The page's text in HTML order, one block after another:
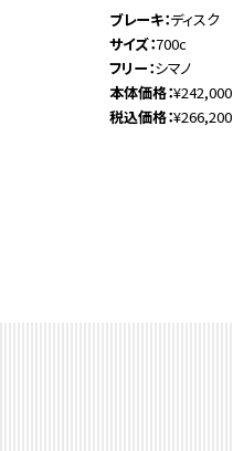
ブレーキ ディスク
サイズ 700c
フリー シマノ
本体価格 ¥242,000
税込価格 ¥266,200